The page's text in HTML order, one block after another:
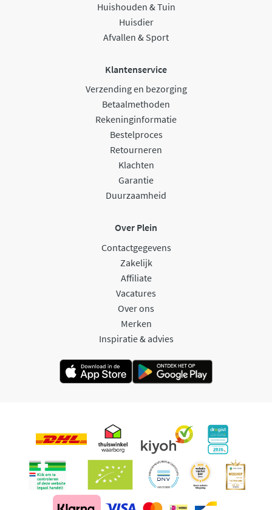
Huishouden & Tuin
Huisdier
Afvallen & Sport
Klantenservice
Verzending en bezorging
Betaalmethoden
Rekeninginformatie
Bestelproces
Retourneren
Klachten
Garantie
Duurzaamheid
Over Plein
Contactgegevens
Zakelijk
Affiliate
Vacatures
Over ons
Merken
Inspiratie & advies